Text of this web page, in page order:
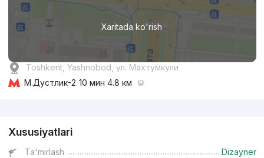
Xaritada ko'rish
Toshkent, Yashnobod, ул. Махтумкули
М.Дустлик-2 10 мин 4.8 км
Xususiyatlari
Ta'mirlash
Dizayner